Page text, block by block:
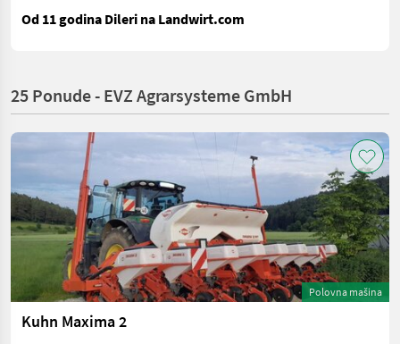
Od 11 godina Dileri na Landwirt.com
25 Ponude - EVZ Agrarsysteme GmbH
Polovna mašina
Kuhn Maxima 2